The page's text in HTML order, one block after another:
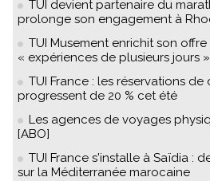
TUI devient partenaire du
prolonge son engagement à
TUI Musement enrichit son
« expériences de plusieurs jours »
TUI France : les réservations de
progressent de 20 % cet été
Les agences de voyages
[ABO]
TUI France s'installe à Saïdia :
sur la Méditerranée marocaine